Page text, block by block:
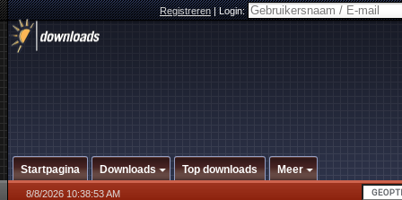
Registreren|Login:
Startpagina Downloads Top downloads Meer
8/8/2026 10:38:53 AM